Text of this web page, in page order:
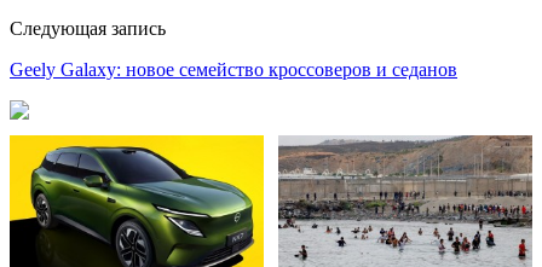
Следующая запись
Geely Galaxy: новое семейство кроссоверов и седанов